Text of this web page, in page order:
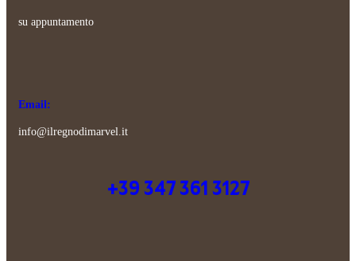
su appuntamento
Email:
info@ilregnodimarvel.it
+39 347 361 3127